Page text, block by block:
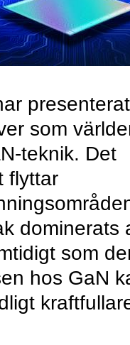
presenterat
som
teknik. Det
flyttar
dominerats
som
hos GaN